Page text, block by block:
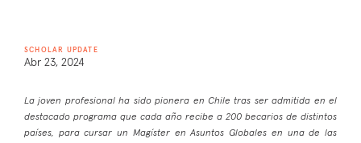
SCHOLAR UPDATE
Abr 23, 2024
La joven profesional ha sido pionera en Chile tras ser admitida en el
destacado programa que cada año recibe a 200 becarios de distintos
países, para cursar un Magíster en Asuntos Globales en una de las